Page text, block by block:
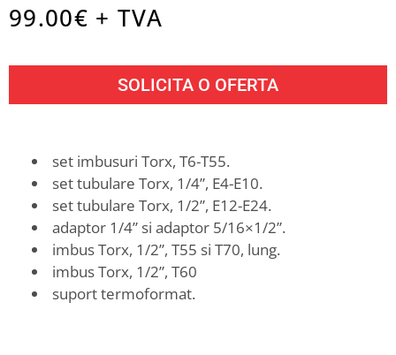
99.00€ + TVA
SOLICITA O OFERTA
set imbusuri Torx, T6-T55.
set tubulare Torx, 1/4”, E4-E10.
set tubulare Torx, 1/2”, E12-E24.
adaptor 1/4” si adaptor 5/16×1/2”.
imbus Torx, 1/2”, T55 si T70, lung.
imbus Torx, 1/2”, T60
suport termoformat.